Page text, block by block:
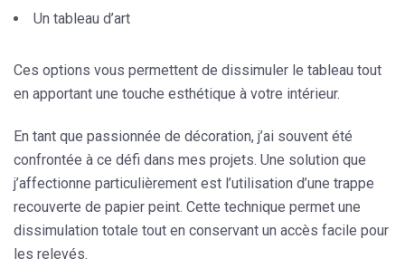
Un tableau d’art
Ces options vous permettent de dissimuler le tableau tout
en apportant une touche esthétique à votre intérieur.
En tant que passionnée de décoration, j’ai souvent été
confrontée à ce défi dans mes projets. Une solution que
j’affectionne particulièrement est l’utilisation d’une trappe
recouverte de papier peint. Cette technique permet une
dissimulation totale tout en conservant un accès facile pour
les relevés.